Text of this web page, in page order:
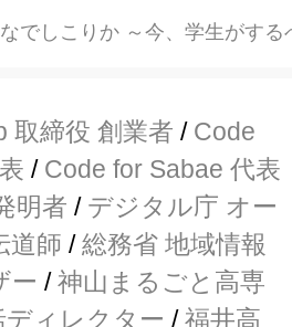
でしこりか ～今、学生がする
取締役 創業者 / Code
/ Code for Sabae 代表
明者 / デジタル庁 オー
道師 /総務省 地域情報
ー /神山まるごと高専
ィレクター /福井高